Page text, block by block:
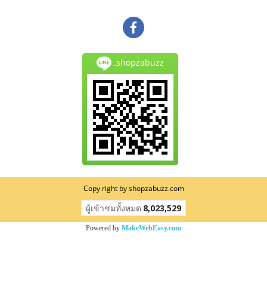
.shopzabuzz
Copy right by shopzabuzz.com
ผู้เข้าชมวันนี้ 665
Powered by MakeWebEasy.com